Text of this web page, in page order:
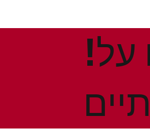
!הנחות ומבצעים חמים על